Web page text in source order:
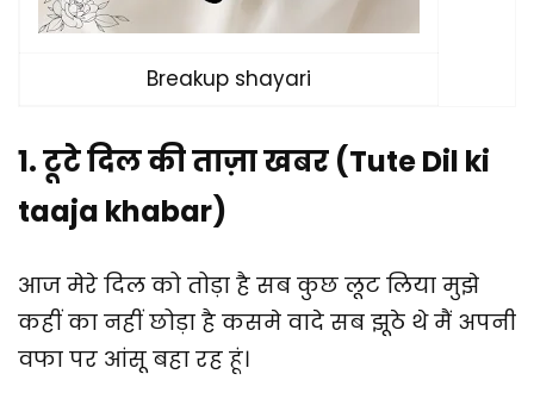
Breakup shayari
1. टूटे दिल की ताज़ा खबर (Tute Dil ki
taaja khabar)
आज मेरे दिल को तोड़ा है सब कुछ लूट लिया मुझे
कहीं का नहीं छोड़ा है कसमे वादे सब झूठे थे मैं अपनी
वफा पर आंसू बहा रह हूं।